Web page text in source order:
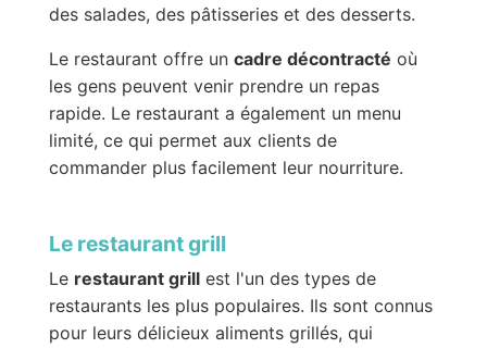
des salades, des pâtisseries et des desserts.
Le restaurant offre un cadre décontracté où
les gens peuvent venir prendre un repas
rapide. Le restaurant a également un menu
limité, ce qui permet aux clients de
commander plus facilement leur nourriture.
Le restaurant grill
Le restaurant grillest l'un des types de
restaurants les plus populaires. Ils sont connus
pour leurs délicieux aliments grillés, qui